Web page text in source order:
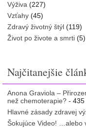
Výživa (227)
Vzťahy (45)
Zdravý životný štýl (119)
Život po živote a smrti (5)
Najčitanejšie
Anona Graviola –
než chemoterapie? - 435
Hlavné zásady zdravej
Šokujúce Video! …alebo